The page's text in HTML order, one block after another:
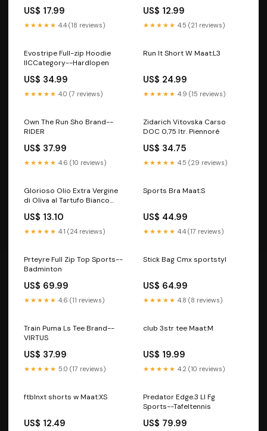
US$ 17.99
★★★★★ 4.4 (18 reviews)
US$ 12.99
★★★★★ 4.5 (21 reviews)
Evostripe Full-zip Hoodie
IICCategory--Hardlopen
US$ 34.99
★★★★★ 4.0 (7 reviews)
Run It Short W Maat:L3
US$ 24.99
★★★★★ 4.9 (15 reviews)
Own The Run Sho Brand--
RIDER
US$ 37.99
★★★★★ 4.6 (10 reviews)
Zidarich Vitovska Carso
DOC 0,75 ltr. Piennoré
US$ 34.75
★★★★★ 4.5 (29 reviews)
Glorioso Olio Extra Vergine
di Oliva al Tartufo Bianco
Ringberg
US$ 13.10
★★★★★ 4.1 (24 reviews)
Sports Bra Maat:S
US$ 44.99
★★★★★ 4.4 (17 reviews)
Prteyre Full Zip Top Sports--
Badminton
US$ 69.99
★★★★★ 4.6 (11 reviews)
Stick Bag Cmx sportstyl
US$ 64.99
★★★★★ 4.8 (8 reviews)
Train Puma Ls Tee Brand--
VIRTUS
US$ 37.99
★★★★★ 5.0 (17 reviews)
club 3str tee Maat:M
US$ 19.99
★★★★★ 4.2 (10 reviews)
ftblnxt shorts w Maat:XS
US$ 12.49
Predator Edge.3 Ll Fg
Sports--Tafeltennis
US$ 79.99